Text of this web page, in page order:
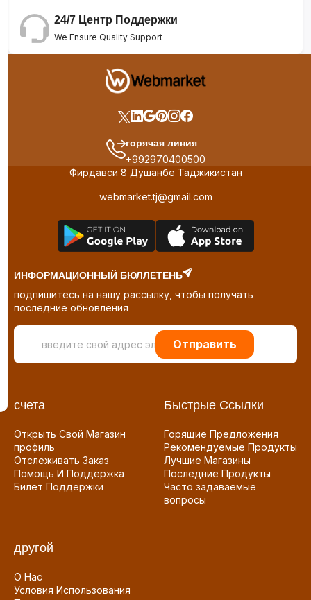
24/7 Центр Поддержки
We Ensure Quality Support
горячая линия
+992970400500
Фирдавси 8 Душанбе Таджикистан
webmarket.tj@gmail.com
ИНФОРМАЦИОННЫЙ БЮЛЛЕТЕНЬ
подпишитесь на нашу рассылку, чтобы получать
последние обновления
Отправить
счета
Открыть Свой Магазин
профиль
Отслеживать Заказ
Помощь И Поддержка
Билет Поддержки
Быстрые Ссылки
Горящие Предложения
Рекомендуемые Продукты
Лучшие Магазины
Последние Продукты
Часто задаваемые
вопросы
другой
О Нас
Условия Использования